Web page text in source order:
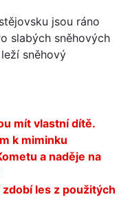
jsou ráno
slabých sněhových
sněhový
mít vlastní dítě.
k miminku
a naděje na
les z použitých